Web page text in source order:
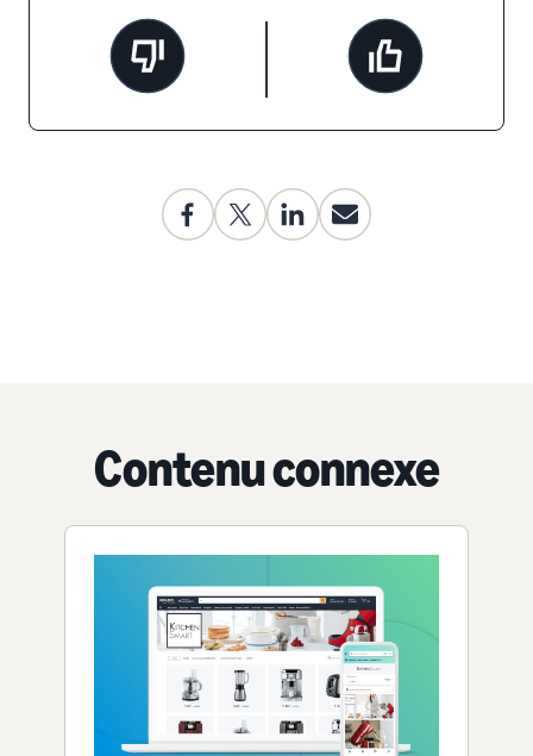
Contenu connexe